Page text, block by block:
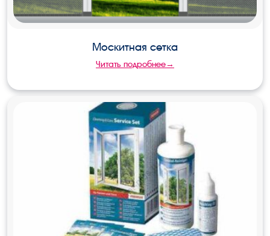
Москитная сетка
Читать подробнее→